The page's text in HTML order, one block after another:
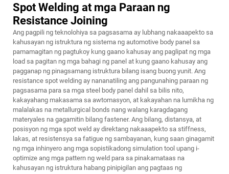
Spot Welding at mga Paraan ng
Resistance Joining
Ang pagpili ng teknolohiya sa pagsasama ay lubhang nakaaapekto sa
kahusayan ng istruktura ng sistema ng automotive body panel sa
pamamagitan ng pagtukoy kung gaano kahusay ang paglipat ng mga
load sa pagitan ng mga bahagi ng panel at kung gaano kahusay ang
pagganap ng pinagsamang istruktura bilang isang buong yunit. Ang
resistance spot welding ay nananatiling ang pangunahing paraan ng
pagsasama para sa mga steel body panel dahil sa bilis nito,
kakayahang makasama sa awtomasyon, at kakayahan na lumikha ng
malalakas na metallurgical bonds nang walang karagdagang
materyales na gagamitin bilang fastener. Ang bilang, distansya, at
posisyon ng mga spot weld ay direktang nakaaapekto sa stiffness,
lakas, at resistensya sa fatigue ng sambayanan, kung saan ginagamit
ng mga inhinyero ang mga sopistikadong simulation tool upang i-
optimize ang mga pattern ng weld para sa pinakamataas na
kahusayan ng istruktura habang pinipigilan ang pagtaas ng